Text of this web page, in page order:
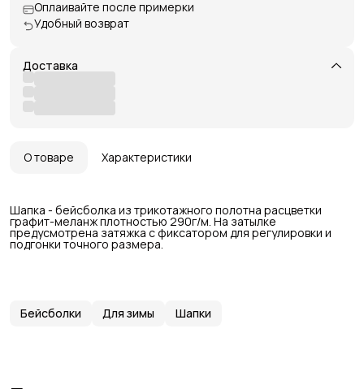
Оплаивайте после примерки
Удобный возврат
Доставка
О товаре Характеристики
Шапка - бейсболка из трикотажного полотна расцветки
графит-меланж плотностью 290г/м. На затылке
предусмотрена затяжка с фиксатором для регулировки и
подгонки точного размера.
Бейсболки Для зимы Шапки